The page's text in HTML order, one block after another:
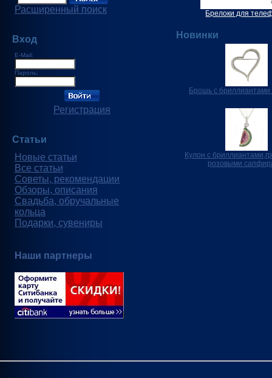
Расширенный поиск
Вход
E-Mail:
Пароль:
Регистрация
Статьи
Новые статьи
Все статьи
Советы, рекомендации
Обзоры, описания
Свадьба, обручальные
кольца
Подарки, сувениры
Наши партнеры
Брелоки для
Новинки
Брошь с
Кулон с
розовыми